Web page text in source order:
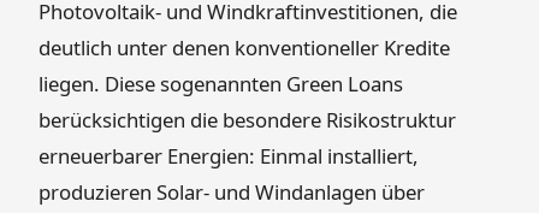
Photovoltaik- und Windkraftinvestitionen, die
deutlich unter denen konventioneller Kredite
liegen. Diese sogenannten Green Loans
berücksichtigen die besondere Risikostruktur
erneuerbarer Energien: Einmal installiert,
produzieren Solar- und Windanlagen über